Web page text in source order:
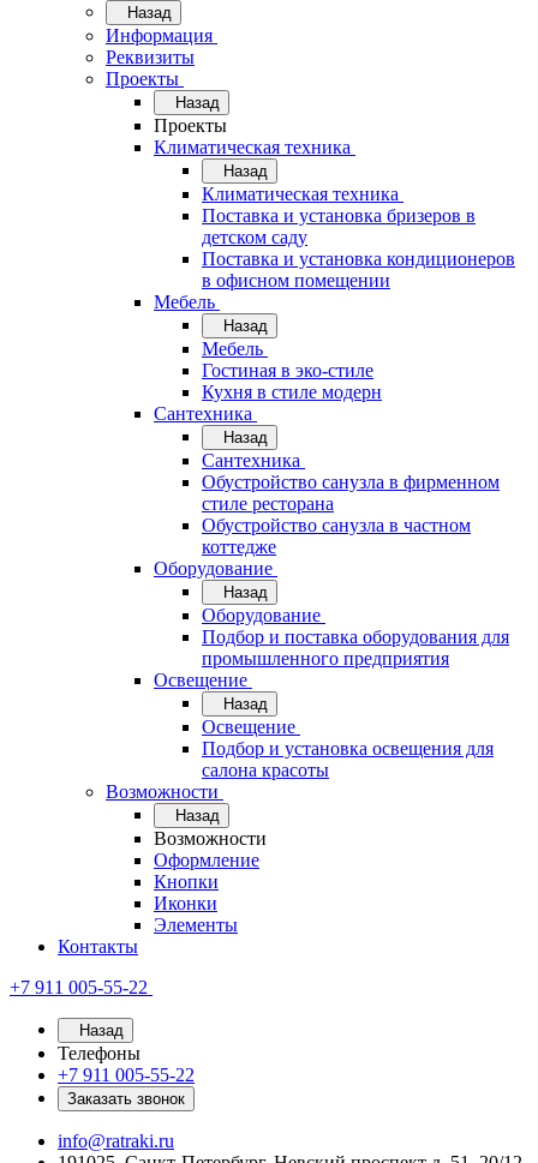
Назад
Информация
Реквизиты
Проекты
Назад
Проекты
Климатическая техника
Назад
Климатическая техника
Поставка и установка бризеров в
детском саду
Поставка и установка кондиционеров
в офисном помещении
Мебель
Назад
Мебель
Гостиная в эко-стиле
Кухня в стиле модерн
Сантехника
Назад
Сантехника
Обустройство санузла в фирменном
стиле ресторана
Обустройство санузла в частном
коттедже
Оборудование
Назад
Оборудование
Подбор и поставка оборудования для
промышленного предприятия
Освещение
Назад
Освещение
Подбор и установка освещения для
салона красоты
Возможности
Назад
Возможности
Оформление
Кнопки
Иконки
Элементы
Контакты
+7 911 005-55-22
Назад
Телефоны
+7 911 005-55-22
Заказать звонок
info@ratraki.ru